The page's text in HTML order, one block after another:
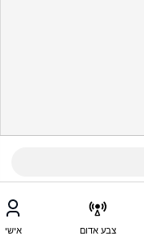
צבע אדום אישי